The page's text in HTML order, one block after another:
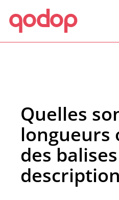
Aller au contenu principal
Aller au menu
qodop
Quelles
longueurs
des